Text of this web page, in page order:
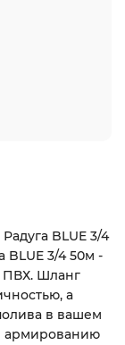
BLUE 3/4
3/4 50м -
ПВХ. Шланг
а
в вашем
армированию